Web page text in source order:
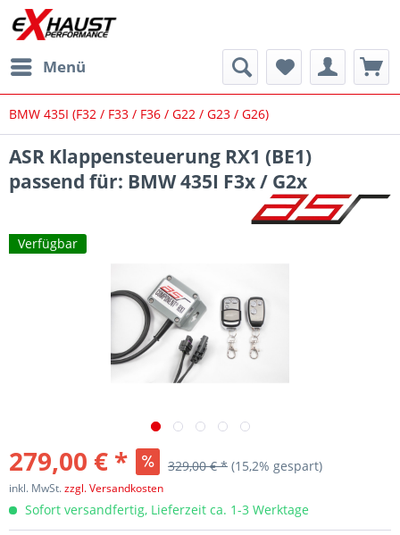
Menü
BMW 435I (F32 / F33 / F36 / G22 / G23 / G26)
ASR Klappensteuerung RX1 (BE1)
passend für: BMW 435I F3x / G2x
Verfügbar
279,00 € * 329,00 € * (15,2% gespart)
inkl. MwSt.zzgl. Versandkosten
Sofort versandfertig, Lieferzeit ca. 1-3 Werktage